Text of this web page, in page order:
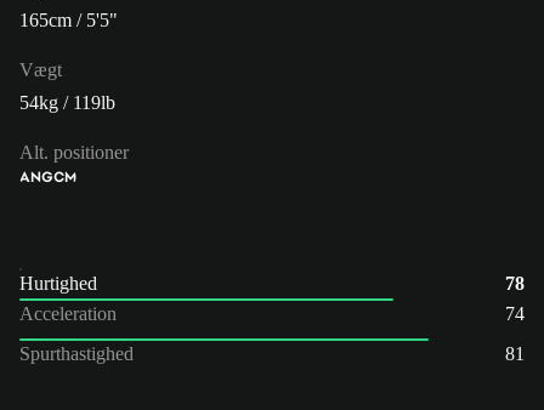
165cm / 5'5"
Vægt
54kg / 119lb
Alt. positioner
ANGCM
Hurtighed
78
Acceleration
74
Spurthastighed
81